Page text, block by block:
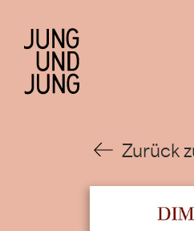
Zurück